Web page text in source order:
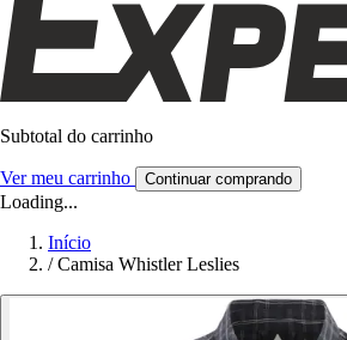
Subtotal do carrinho
Ver meu carrinho Continuar comprando
Loading...
Início
/ Camisa Whistler Leslies